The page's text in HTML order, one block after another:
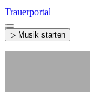
Trauerportal
▷ Musik starten